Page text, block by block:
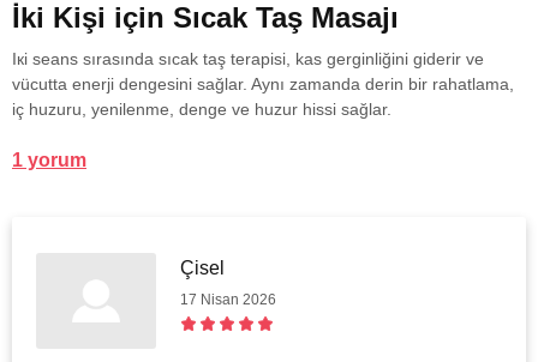
İki Kişi için Sıcak Taş Masajı
Ікі seans sırasında sıcak taş terapisi, kas gerginliğini giderir ve
vücutta enerji dengesini sağlar. Aynı zamanda derin bir rahatlama,
iç huzuru, yenilenme, denge ve huzur hissi sağlar.
1 yorum
Çisel
17 Nisan 2026